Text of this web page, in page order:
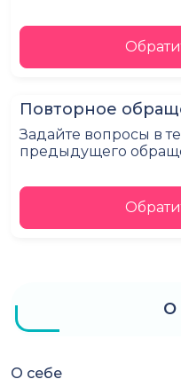
Повторное
Задайте вопросы в
предыдущего
О
О себе